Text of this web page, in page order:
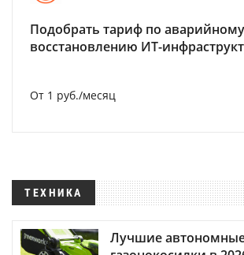
Подобрать тариф по аварийному
восстановлению ИТ-
От 1 руб./месяц
ТЕХНИКА
Лучшие